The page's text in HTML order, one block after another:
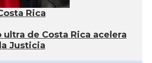
Rica
ultra de Costa Rica acelera
Justicia